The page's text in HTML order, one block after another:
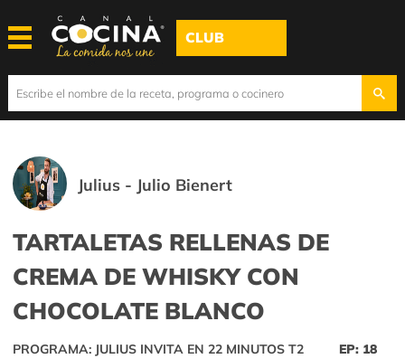
CLUB
Julius - Julio Bienert
TARTALETAS RELLENAS DE
CREMA DE WHISKY CON
CHOCOLATE BLANCO
PROGRAMA: JULIUS INVITA EN 22 MINUTOS T2 EP: 18